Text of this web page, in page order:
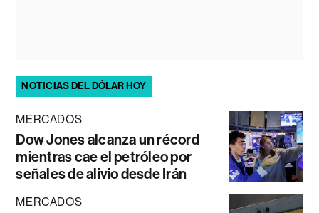
NOTICIAS DEL DÓLAR HOY
MERCADOS
Dow Jones alcanza un récord
mientras cae el petróleo por
señales de alivio desde Irán
MERCADOS